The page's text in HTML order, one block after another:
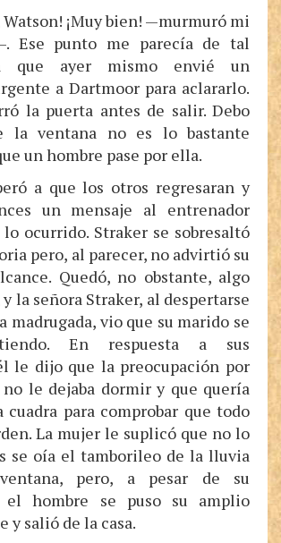
¡Muy bien! —murmuró mi
Ese punto me parecía de tal
que ayer mismo envié un
a Dartmoor para aclararlo.
la puerta antes de salir. Debo
la ventana no es lo bastante
un hombre pase por ella.
a que los otros regresaran y
un mensaje al entrenador
ocurrido. Straker se sobresaltó
pero, al parecer, no advirtió su
Quedó, no obstante, algo
la señora Straker, al despertarse
madrugada, vio que su marido se
En respuesta a sus
le dijo que la preocupación por
le dejaba dormir y que quería
cuadra para comprobar que todo
La mujer le suplicó que no lo
se oía el tamborileo de la lluvia
pero, a pesar de su
el hombre se puso su amplio
y salió de la casa.